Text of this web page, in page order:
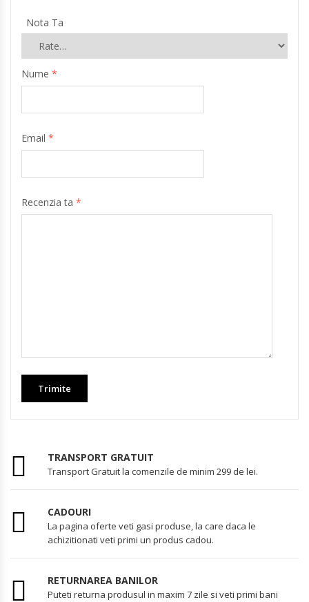
Nota Ta
Nume *
Email *
Recenzia ta *
TRANSPORT GRATUIT
Transport Gratuit la comenzile de minim 299 de lei.
CADOURI
La pagina oferte veti gasi produse, la care daca le
achizitionati veti primi un produs cadou.
RETURNAREA BANILOR
Puteti returna produsul in maxim 7 zile si veti primi bani